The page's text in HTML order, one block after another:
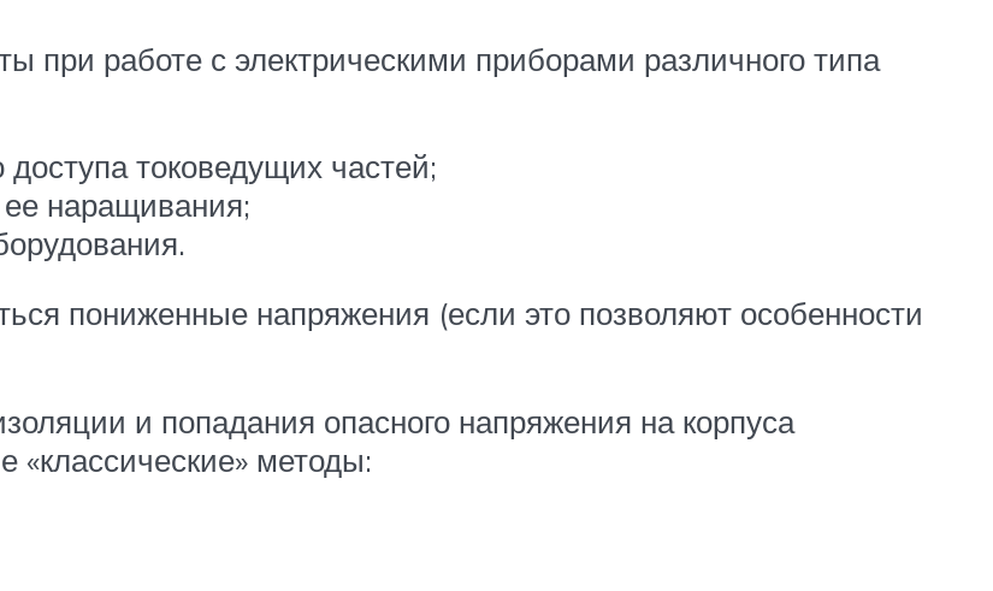
при работе с электрическими приборами различного типа
токоведущих частей;
наращивания;
пониженные напряжения (если это позволяют особенности
и попадания опасного напряжения на корпуса
«классические» методы: